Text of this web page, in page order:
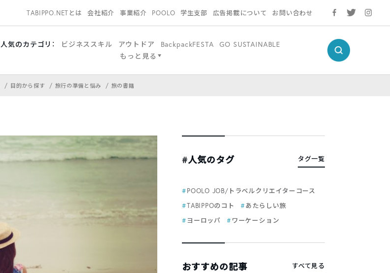
TABIPPO.NETとは 会社紹介 事業紹介 POOLO 学生支部 広告掲載について お問い合わせ
人気のカテゴリ： ビジネススキル アウトドア BackpackFESTA
GO SUSTAINABLE
もっと見る
目的から探す 旅行の準備と悩み 旅の書籍
#人気のタグ タグ一覧
POOLO JOB/トラベルクリエイターコース
TABIPPOのコト
あたらしい旅
ヨーロッパ
ワーケーション
おすすめの記事 すべて見る